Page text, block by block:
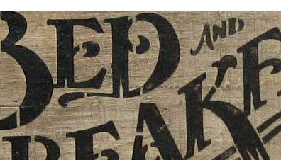
MIDTJYLLAND
ØSTJYLLAND
SØNDERJYLLAND